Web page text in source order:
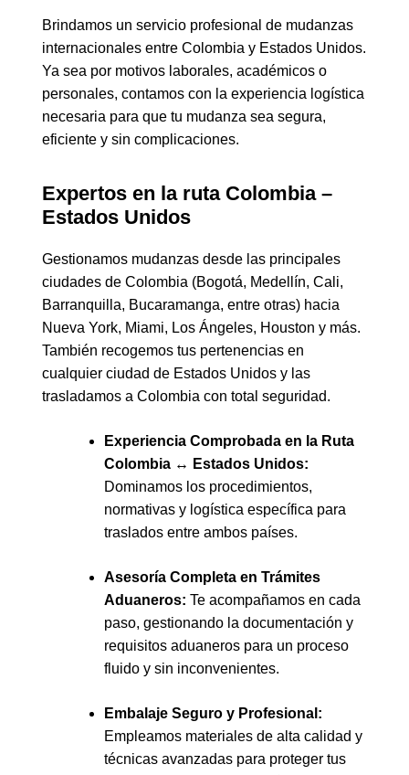
Brindamos un servicio profesional de mudanzas
internacionales entre Colombia y Estados Unidos.
Ya sea por motivos laborales, académicos o
personales, contamos con la experiencia logística
necesaria para que tu mudanza sea segura,
eficiente y sin complicaciones.
Expertos en la ruta Colombia –
Estados Unidos
Gestionamos mudanzas desde las principales
ciudades de Colombia (Bogotá, Medellín, Cali,
Barranquilla, Bucaramanga, entre otras) hacia
Nueva York, Miami, Los Ángeles, Houston y más.
También recogemos tus pertenencias en
cualquier ciudad de Estados Unidos y las
trasladamos a Colombia con total seguridad.
Experiencia Comprobada en la Ruta
Colombia ↔ Estados Unidos:
Dominamos los procedimientos,
normativas y logística específica para
traslados entre ambos países.
Asesoría Completa en Trámites
Aduaneros: Te acompañamos en cada
paso, gestionando la documentación y
requisitos aduaneros para un proceso
fluido y sin inconvenientes.
Embalaje Seguro y Profesional:
Empleamos materiales de alta calidad y
técnicas avanzadas para proteger tus